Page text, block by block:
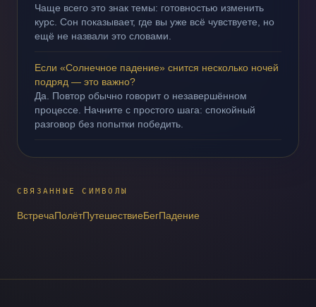
Чаще всего это знак темы: готовностью изменить
курс. Сон показывает, где вы уже всё чувствуете, но
ещё не назвали это словами.
Если «Солнечное падение» снится несколько ночей
подряд — это важно?
Да. Повтор обычно говорит о незавершённом
процессе. Начните с простого шага: спокойный
разговор без попытки победить.
СВЯЗАННЫЕ СИМВОЛЫ
ВстречаПолётПутешествиеБегПадение